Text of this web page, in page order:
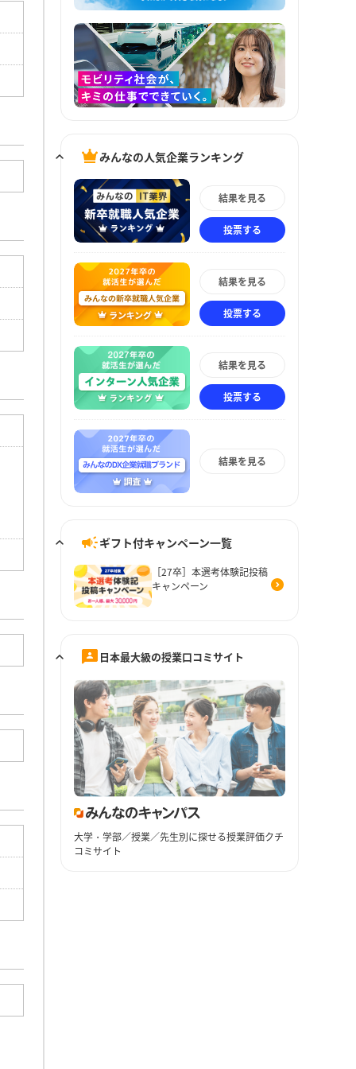
みんなの人気企業ランキング
結果を見る
投票する
結果を見る
投票する
結果を見る
投票する
結果を見る
ギフト付キャンペーン一覧
［27卒］本選考体験記投稿
キャンペーン
日本最大級の授業口コミサイト
大学・学部／授業／先生別に探せる授業評価クチ
コミサイト